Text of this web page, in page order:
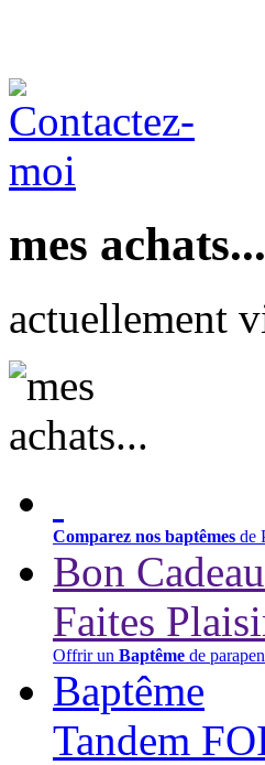
mes achats...
actuellement
Comparez nos baptêmes de
Bon Cadeau
Faites
Offrir un Baptême de
Baptême
Tandem